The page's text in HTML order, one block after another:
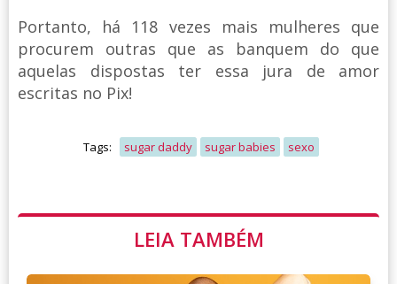
Portanto, há 118 vezes mais mulheres que
procurem outras que as banquem do que
aquelas dispostas ter essa jura de amor
escritas no Pix!
Tags: sugar daddy sugar babies sexo
LEIA TAMBÉM